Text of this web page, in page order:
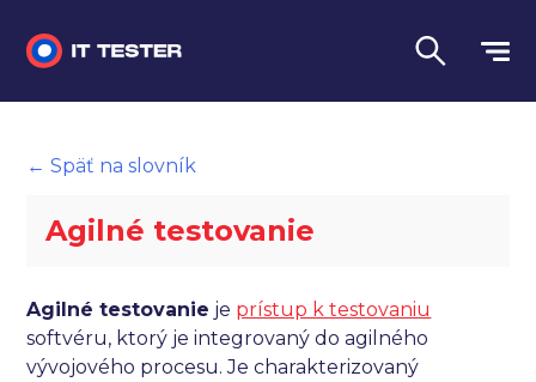
Automatizované testovanie
Performance testing
Interview otázky na pohovor
Slovník
← Späť na slovník
Agilné testovanie
Agilné testovanie je prístup k testovaniu
softvéru, ktorý je integrovaný do agilného
vývojového procesu. Je charakterizovaný